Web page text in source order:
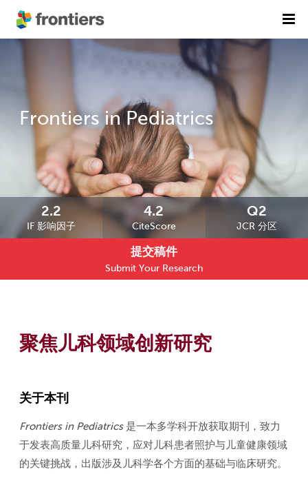
精选潜力期刊
前沿专刊
出版费用
加入我们
English
Frontiers in Pediatrics
2.2
IF 影响因子
4.2
CiteScore
Q2
JCR 分区
提交稿件
Submit Your Research
聚焦儿科领域创新研究
关于本刊
Frontiers in Pediatrics是一本多学科开放获取期刊，致力
于发表高质量儿科研究，应对儿科患者照护与儿童健康领域
的关键挑战，出版涉及儿科学各个方面的基础与临床研究。